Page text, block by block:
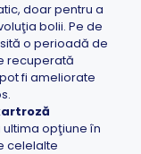
doar pentru a
bolii. Pe de
o perioadă de
recuperată
fi ameliorate
opţiune în
celelalte